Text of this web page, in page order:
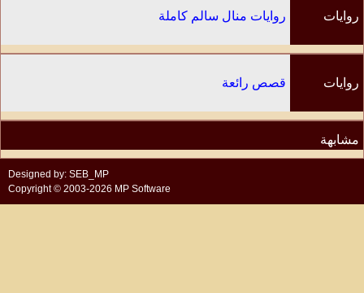
روايات روايات منال سالم كاملة
روايات
مشابهة
قصص رائعة
Designed by: SEB_MP
Copyright © 2003-2026 MP Software